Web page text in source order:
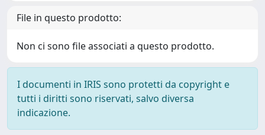
File in questo prodotto:
Non ci sono file associati a questo prodotto.
I documenti in IRIS sono protetti da copyright e
tutti i diritti sono riservati, salvo diversa
indicazione.